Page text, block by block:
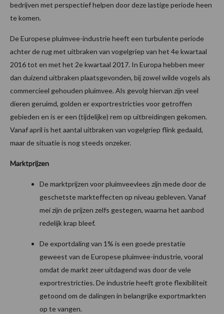
bedrijven met perspectief helpen door deze lastige periode heen
te komen.
De Europese pluimvee-industrie heeft een turbulente periode
achter de rug met uitbraken van vogelgriep van het 4e kwartaal
2016 tot en met het 2e kwartaal 2017. In Europa hebben meer
dan duizend uitbraken plaatsgevonden, bij zowel wilde vogels als
commercieel gehouden pluimvee. Als gevolg hiervan zijn veel
dieren geruimd, golden er exportrestricties voor getroffen
gebieden en is er een (tijdelijke) rem op uitbreidingen gekomen.
Vanaf april is het aantal uitbraken van vogelgriep flink gedaald,
maar de situatie is nog steeds onzeker.
Marktprijzen
De marktprijzen voor pluimveevlees zijn mede door de
geschetste markteffecten op niveau gebleven. Vanaf
mei zijn de prijzen zelfs gestegen, waarna het aanbod
redelijk krap bleef.
De exportdaling van 1% is een goede prestatie
geweest van de Europese pluimvee-industrie, vooral
omdat de markt zeer uitdagend was door de vele
exportrestricties. De industrie heeft grote flexibiliteit
getoond om de dalingen in belangrijke exportmarkten
op te vangen.